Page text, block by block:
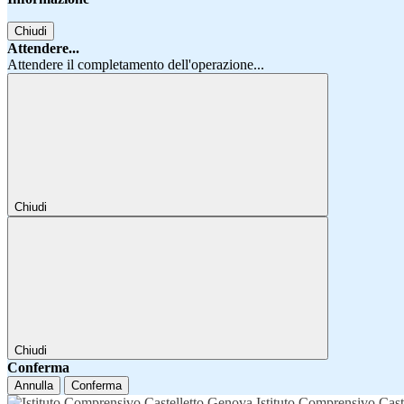
Chiudi
Attendere...
Attendere il completamento dell'operazione...
Chiudi
Chiudi
Conferma
Annulla Conferma